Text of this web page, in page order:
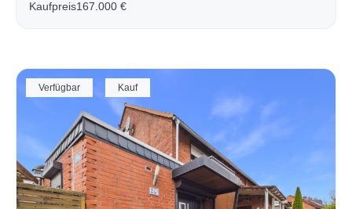
Kaufpreis167.000 €
Verfügbar Kauf